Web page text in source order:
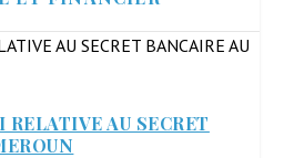
RELATIVE AU SECRET